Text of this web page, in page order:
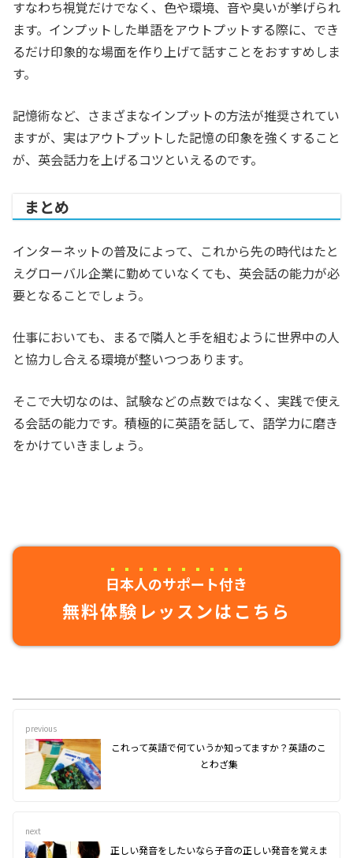
すなわち視覚だけでなく、色や環境、音や臭いが挙げられ
ます。インプットした単語をアウトプットする際に、でき
るだけ印象的な場面を作り上げて話すことをおすすめしま
す。
記憶術など、さまざまなインプットの方法が推奨されてい
ますが、実はアウトプットした記憶の印象を強くすること
が、英会話力を上げるコツといえるのです。
まとめ
インターネットの普及によって、これから先の時代はたと
えグローバル企業に勤めていなくても、英会話の能力が必
要となることでしょう。
仕事においても、まるで隣人と手を組むように世界中の人
と協力し合える環境が整いつつあります。
そこで大切なのは、試験などの点数ではなく、実践で使え
る会話の能力です。積極的に英語を話して、語学力に磨き
をかけていきましょう。
日本人のサポート付き
無料体験レッスンはこちら
previous
これって英語で何ていうか知ってますか？英語のこ
とわざ集
next
正しい発音をしたいなら子音の正しい発音を覚えま